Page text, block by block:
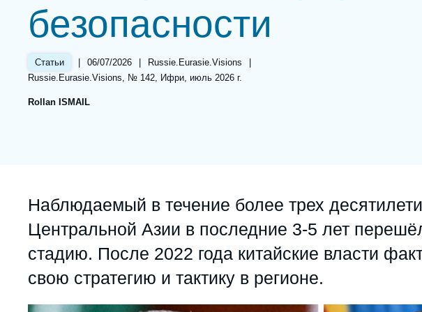
Partners & Our Network
Podcast - Le
Artificial Intelligence
NATO
North Africa and
безопасности
Статьи |
Date
de
06/07/2026 |
Référence
taxonomie
Russie.Eurasie.Visions
|
Références
Russie.Eurasie.Visions, № 142, Ифри, июль 2026 г.
Rollan ISMAIL
Accroche
Наблюдаемый в течение более трех
Центральной Азии в последние 3-5 лет
стадию. После 2022 года китайские власти
свою стратегию и тактику в регионе.